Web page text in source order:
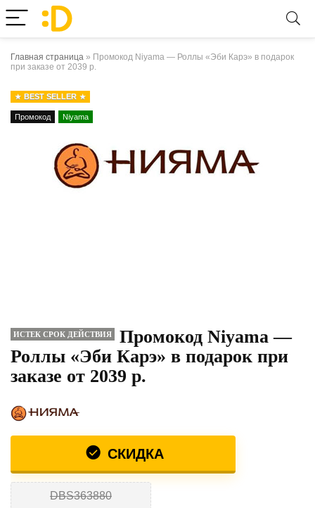
Главная страница » Промокод Niyama — Роллы «Эби Карэ» в подарок
при заказе от 2039 р.
BEST SELLER
Промокод Niyama
ИСТЕК СРОК ДЕЙСТВИЯ
Промокод Niyama —
Роллы «Эби Карэ» в подарок при
заказе от 2039 р.
СКИДКА
DBS363880